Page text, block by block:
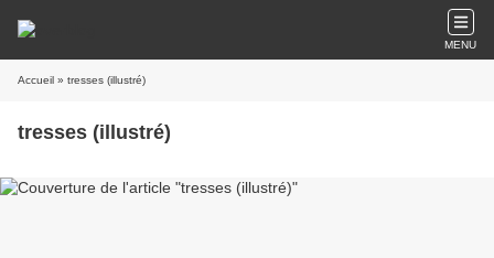
MENU
Accueil » tresses (illustré)
tresses (illustré)